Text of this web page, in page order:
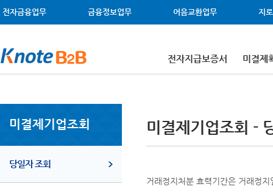
전자금융업무 금융정보업무 어음교환업무 지
전자지급보증서 미결제
미결제기업조회
당일자 조회
미결제기업조회 -
거래정지처분 효력기간은 거래정